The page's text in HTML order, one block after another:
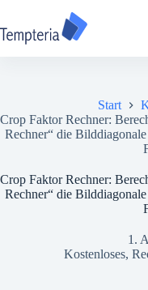
springen
Start
Crop Faktor Rechner:
Rechner“ die
Crop Faktor Rechner:
Rechner“ die
1.
Kostenloses,